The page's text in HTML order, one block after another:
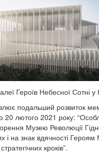
Героїв Небесної Сотні у
подальший розвиток
20 лютого 2021 року:
Музею Революції
і на знак вдячності
кроків”.